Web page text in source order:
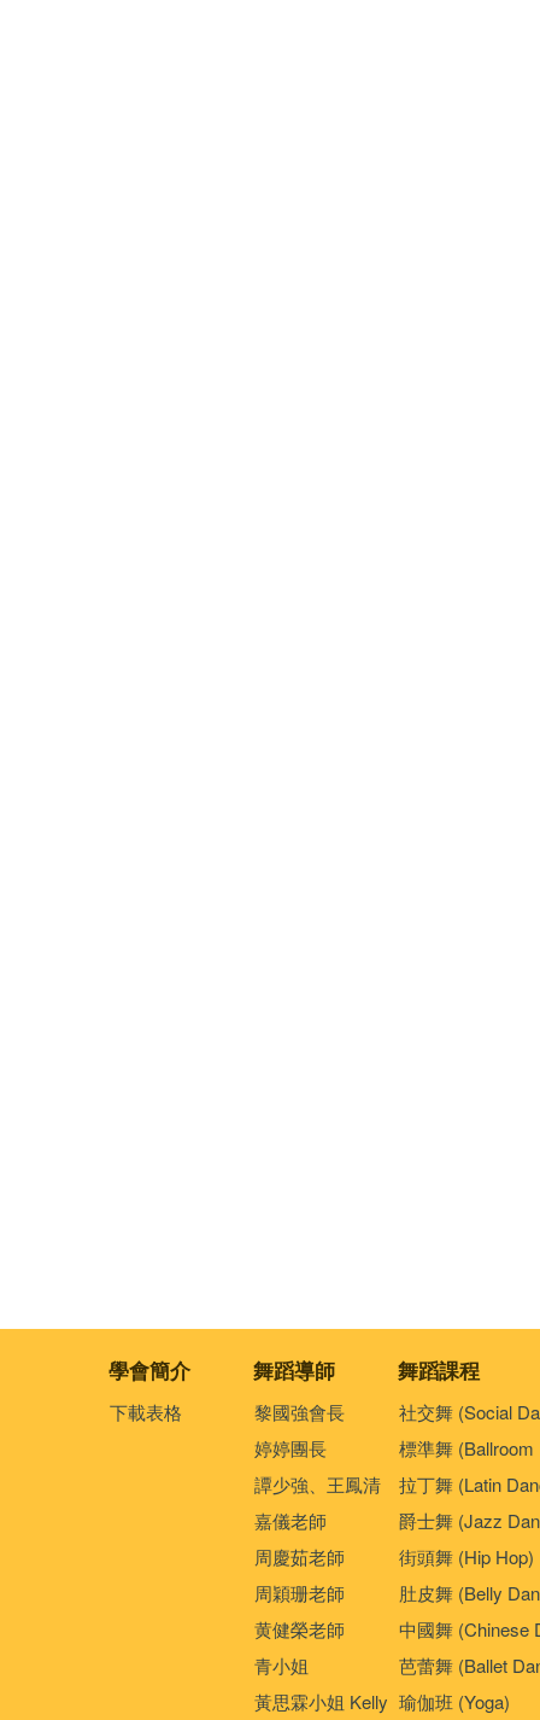
學會簡介 舞蹈導師 舞蹈課程
下載表格
黎國強會長
婷婷團長
譚少強、王鳳清
嘉儀老師
周慶茹老師
周穎珊老師
黄健榮老師
青小姐
黃思霖小姐 Kelly
社交舞 (Social
標準舞 (Ballroom
拉丁舞 (Latin
爵士舞 (Jazz
街頭舞 (Hip Hop)
肚皮舞 (Belly
中國舞 (Chinese
芭蕾舞 (Ballet
瑜伽班 (Yoga)